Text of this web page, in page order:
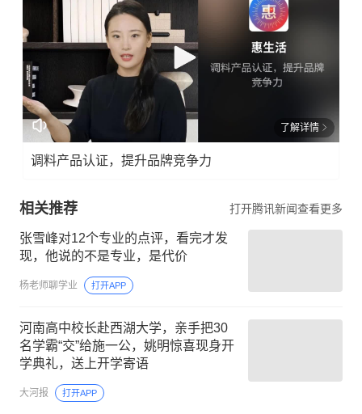
了解详情
调料产品认证，提升品牌竞争力
相关推荐 打开腾讯新闻查看更多
张雪峰对12个专业的点评，看完才发
现，他说的不是专业，是代价
杨老师聊学业 打开APP
河南高中校长赴西湖大学，亲手把30
名学霸“交”给施一公，姚明惊喜现身开
学典礼，送上开学寄语
大河报 打开APP